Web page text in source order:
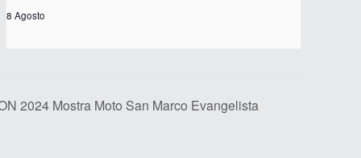
8 Agosto
2024 Mostra Moto San Marco Evangelista